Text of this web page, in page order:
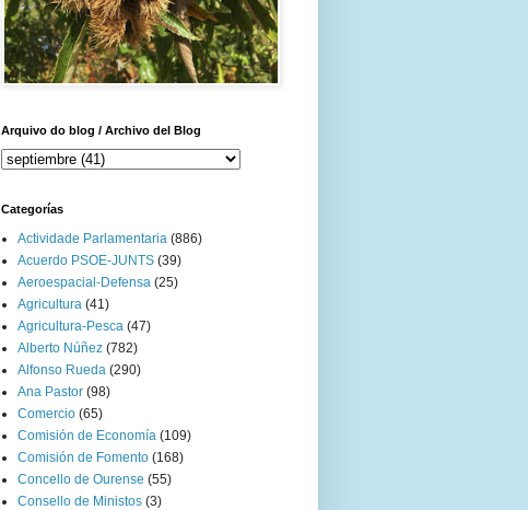
Arquivo do blog / Archivo del Blog
Categorías
Actividade Parlamentaria (886)
Acuerdo PSOE-JUNTS (39)
Aeroespacial-Defensa (25)
Agricultura (41)
Agricultura-Pesca (47)
Alberto Núñez (782)
Alfonso Rueda (290)
Ana Pastor (98)
Comercio (65)
Comisión de Economía (109)
Comisión de Fomento (168)
Concello de Ourense (55)
Consello de Ministos (3)